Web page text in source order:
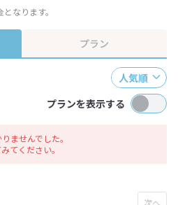
なります。
プラン
人気順
プランを表示する
ませんでした。
てください。